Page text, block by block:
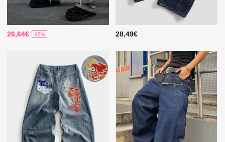
26,64€ -35% 28,49€